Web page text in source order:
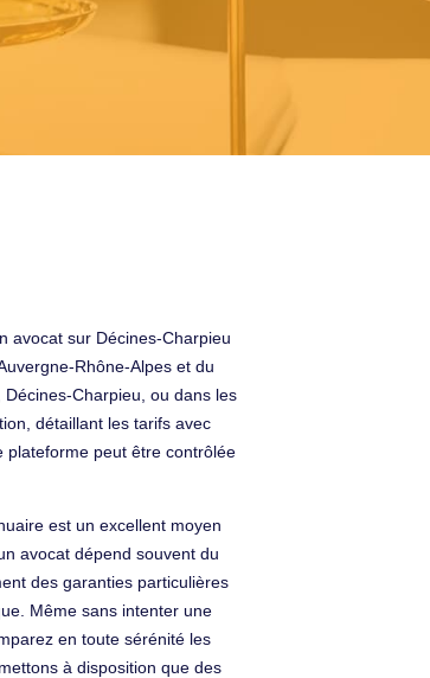
avocat sur Décines-Charpieu
Rhône-Alpes et du
Charpieu, ou dans les
détaillant les tarifs avec
plateforme peut être contrôlée
est un excellent moyen
avocat dépend souvent du
des garanties particulières
Même sans intenter une
en toute sérénité les
à disposition que des